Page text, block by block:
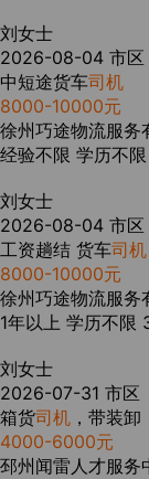
刘女士
2026-08-04 市区
中短途货车司机
8000-10000元
徐州巧途物流服务
经验不限 学历不限
刘女士
2026-08-04 市区
工资趟结 货车司机
8000-10000元
徐州巧途物流服务
1年以上 学历不限
刘女士
2026-07-31 市区
箱货司机 ，带装卸
4000-6000元
邳州闻雷人才服务